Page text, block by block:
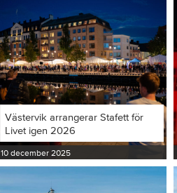
Västervik arrangerar Stafett för
Livet igen 2026
10 december 2025